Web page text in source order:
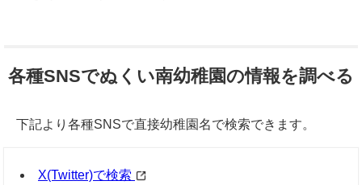
各種SNSでぬくい南幼稚園の情報を調べる
下記より各種SNSで直接幼稚園名で検索できます。
X(Twitter)で検索